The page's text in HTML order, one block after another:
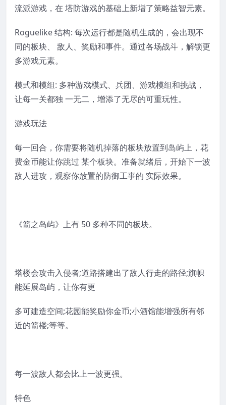
流派游戏，在 塔防游戏的基础上新增了策略益智元素。
Roguelike 结构: 每次运行都是随机生成的，会出现不
同的板块、 敌人、奖励和事件。通过各场战斗，解锁更
多游戏元素。
模式和模组: 多种游戏模式、兵团、游戏模组和挑战，
让每一关都独 一无二，增添了无尽的可重玩性。
游戏玩法
每一回合，你需要将随机掉落的板块放置到岛屿上，花
费金币能让你跳过 某个板块。准备就绪后，开始下一波
敌人进攻，观察你放置的防御工事的 实际效果。
《箭之岛屿》上有 50 多种不同的板块。
塔楼会攻击入侵者;道路搭建出了敌人行走的路径;旗帜
能延展岛屿，让你有更
多可建造空间;花园能奖励你金币;小酒馆能增强所有邻
近的箭楼;等等。
每一波敌人都会比上一波更强。
特色